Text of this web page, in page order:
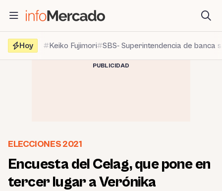
contenido
Hoy
Keiko Fujimori SBS- Superintendencia de banca
PUBLICIDAD
ELECCIONES 2021
Encuesta del Celag, que pone en
tercer lugar a Verónika